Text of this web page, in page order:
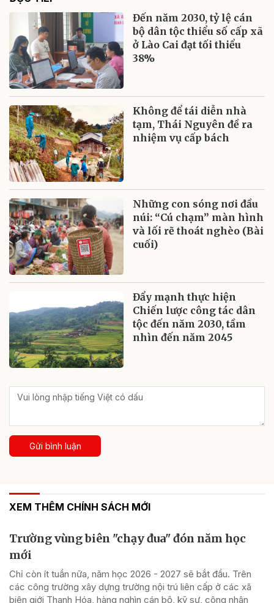
Đến năm 2030, tỷ lệ cán
bộ dân tộc thiểu số cấp xã
ở Lào Cai đạt tối thiểu
38%
Không để tái diễn nhà
tạm, Thái Nguyên đề ra
nhiệm vụ cấp bách
Những con sóng nơi đầu
núi: “Cú chạm” màn hình
và lối rẽ thoát nghèo (Bài
cuối)
Đẩy mạnh thực hiện
Chiến lược công tác dân
tộc đến năm 2030, tầm
nhìn đến năm 2045
Gửi bình luận
XEM THÊM CHÍNH SÁCH MỚI
Trường vùng biên "chạy đua" đón năm học
mới
Chỉ còn ít tuần nữa, năm học 2026 - 2027 sẽ bắt đầu. Trên
các công trường xây dựng trường nội trú liên cấp ở các xã
biên giới Thanh Hóa, hàng nghìn cán bộ, kỹ sư, công nhân